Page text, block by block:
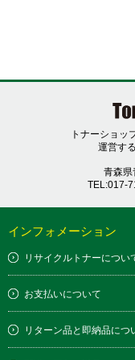
トナーショッ
運営す
青森県
TEL:017-
インフォメーション
リサイクルトナーについ
お支払いについて
リターン品と即納品につ